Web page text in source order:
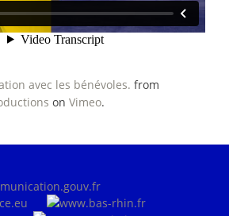
avec les bénévoles. from
on Vimeo.